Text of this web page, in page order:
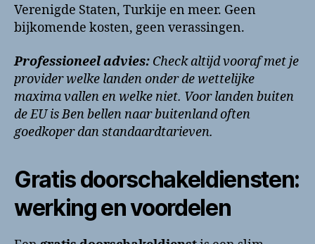
Verenigde Staten, Turkije en meer. Geen
bijkomende kosten, geen verassingen.
Professioneel advies: Check altijd vooraf met je
provider welke landen onder de wettelijke
maxima vallen en welke niet. Voor landen buiten
de EU is Ben bellen naar buitenland often
goedkoper dan standaardtarieven.
Gratis doorschakeldiensten:
werking en voordelen